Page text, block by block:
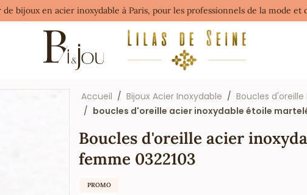
bijoux en acier inoxydable à Paris, pour les professionnels de la mode et
Accueil Bijoux Acier Inoxydable
Boucles
boucles d'oreille acier inoxydable étoile
Boucles d'oreille acier
femme 0322103
PROMO